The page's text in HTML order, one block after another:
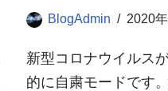
BlogAdmin 2020
新型コロナウイルス
的に自粛モードです